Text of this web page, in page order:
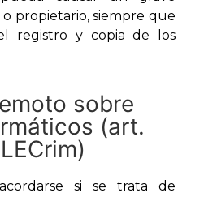
propietario, siempre que
registro y copia de los
sobre
(art.
si se trata de